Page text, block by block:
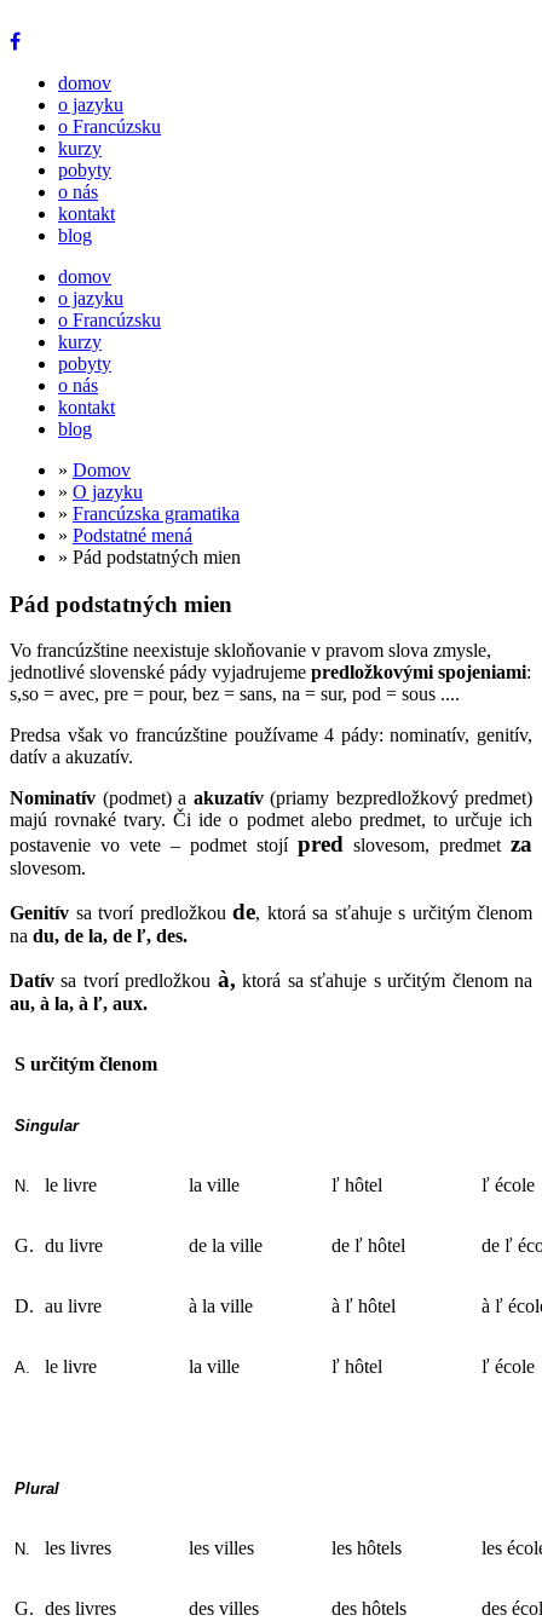
domov
o jazyku
o Francúzsku
kurzy
pobyty
o nás
kontakt
blog
domov
o jazyku
o Francúzsku
kurzy
pobyty
o nás
kontakt
blog
» Domov
» O jazyku
» Francúzska gramatika
» Podstatné mená
» Pád podstatných mien
Pád podstatných mien
Vo francúzštine neexistuje skloňovanie v pravom slova zmysle,
jednotlivé slovenské pády vyjadrujeme predložkovými spojeniami:
s,so = avec, pre = pour, bez = sans, na = sur, pod = sous ....
Predsa však vo francúzštine používame 4 pády: nominatív, genitív,
datív a akuzatív.
Nominatív (podmet) a akuzatív(priamy bezpredložkový predmet)
majú rovnaké tvary. Či ide o podmet alebo predmet, to určuje ich
postavenie vo vete – podmet stojí pred slovesom, predmet za
slovesom.
Genitív sa tvorí predložkou de, ktorá sa sťahuje s určitým členom
na du, de la, de ľ, des.
Datívsa tvorí predložkou à, ktorá sa sťahuje s určitým členom na
au, à la, à ľ, aux.
S určitým členom
Singular
N. le livre la ville ľ hôtel ľ école
G. du livre de la ville de ľ hôtel de ľ
D. au livre à la ville à ľ hôtel à ľ
A. le livre la ville ľ hôtel ľ école
Plural
N. les livres les villes les hôtels les
G. des livres des villes des hôtels des